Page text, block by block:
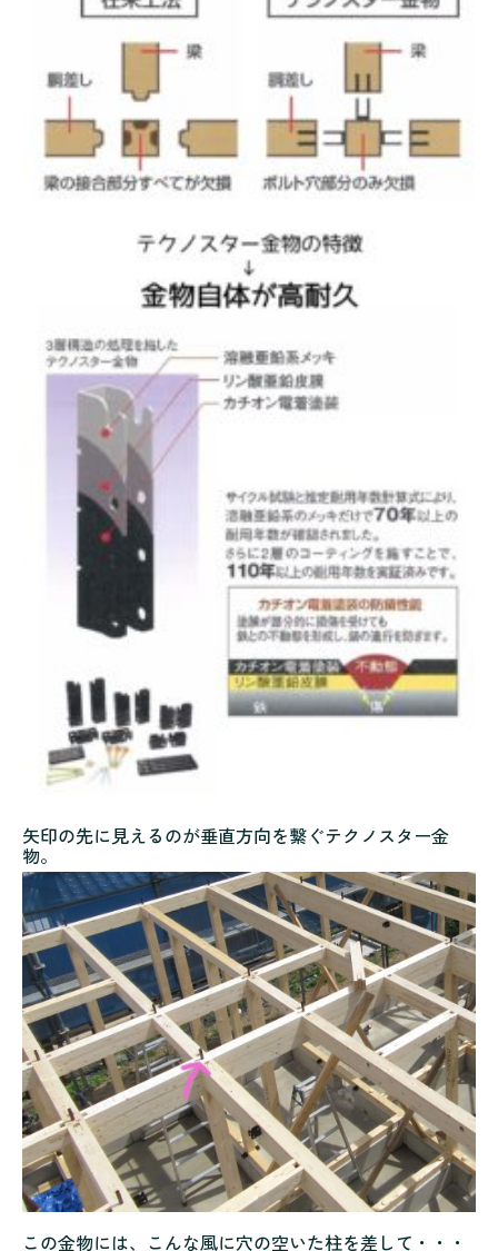
矢印の先に見えるのが垂直方向を繋ぐテクノスター金
物。
この金物には、こんな風に穴の空いた柱を差して・・・